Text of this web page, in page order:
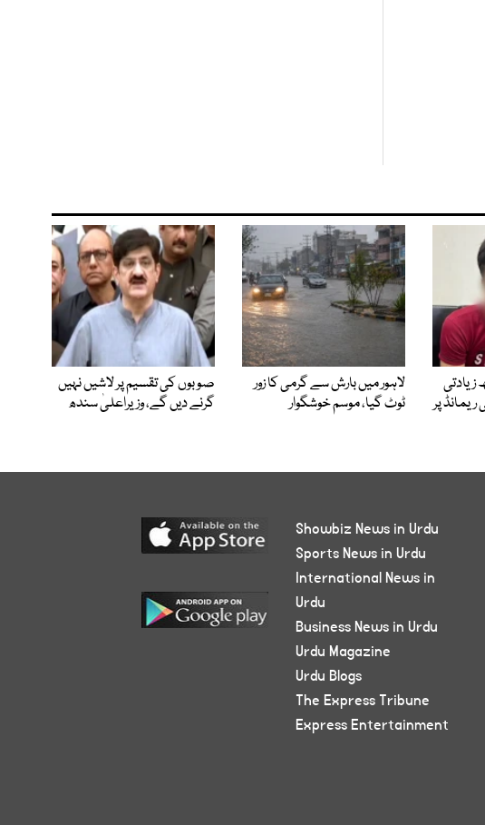
زیادتی
پر
لاہور میں بارش سے گرمی کا زور
ٹوٹ گیا، موسم خوشگوار
صوبوں کی تقسیم پر لاشیں نہیں
گرنے دیں گے، وزیراعلیٰ سندھ
Showbiz News in Urdu
Sports News in Urdu
International News in
Urdu
Business News in Urdu
Urdu Magazine
Urdu Blogs
The Express Tribune
Express Entertainment